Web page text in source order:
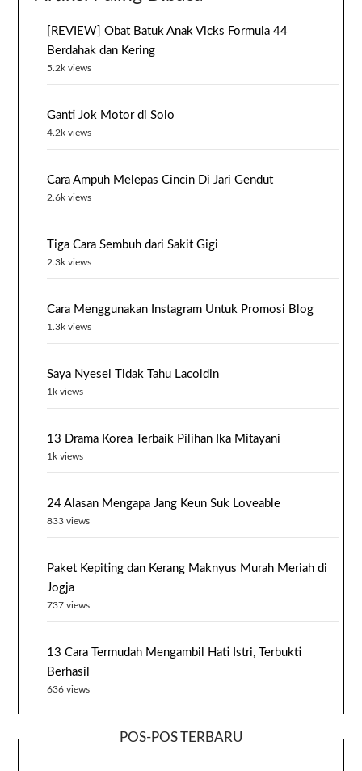
[REVIEW] Obat Batuk Anak Vicks Formula 44
Berdahak dan Kering
5.2k views
Ganti Jok Motor di Solo
4.2k views
Cara Ampuh Melepas Cincin Di Jari Gendut
2.6k views
Tiga Cara Sembuh dari Sakit Gigi
2.3k views
Cara Menggunakan Instagram Untuk Promosi Blog
1.3k views
Saya Nyesel Tidak Tahu Lacoldin
1k views
13 Drama Korea Terbaik Pilihan Ika Mitayani
1k views
24 Alasan Mengapa Jang Keun Suk Loveable
833 views
Paket Kepiting dan Kerang Maknyus Murah Meriah di
Jogja
737 views
13 Cara Termudah Mengambil Hati Istri, Terbukti
Berhasil
636 views
POS-POS TERBARU